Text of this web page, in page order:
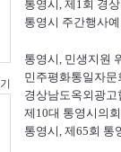
통영시, 제1회 경
통영시 주간행사
통영시, 민생지원
민주평화통일자
경상남도옥외광
제10대 통영시의
통영시, 제65회 통